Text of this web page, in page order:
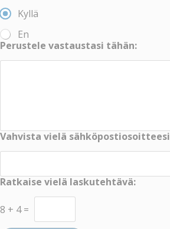
Kyllä
En
Perustele vastaustasi tähän:
Vahvista vielä sähköpostiosoitteesi
Ratkaise vielä laskutehtävä:
8 + 4 =